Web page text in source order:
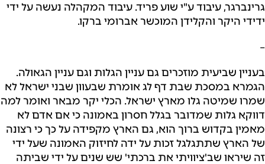
גרינברגר, עיבוד ע"י שוע פריד. עיבוד המקהלה נעשה על ידי
ידידי היקר והקלידן המוכשר אברומי ברקו.
–
בעניין שביעית מוזכרים גם עניין הגלות וגם עניין הגאולה.
הגמרא במסכת שבת דף לג אומרת שבעוון שבני ישראל לא
שמרו שמיטה גלו מארץ ישראל. הכלי יקר מבאר ואומר למה
דווקא גלות שמדובר בגלל חסרון באמונה כי אם אדם לא
מאמין בקדוש ברוך הוא, גם הארץ מקפידה על כך כי רצונה
של הארץ שתתגלגל זכות על ידה לחיזוק האמונה שעל ידי
זה שיראו שב'ציוויתי את ברכתי' שש שנים על ידי שביתה